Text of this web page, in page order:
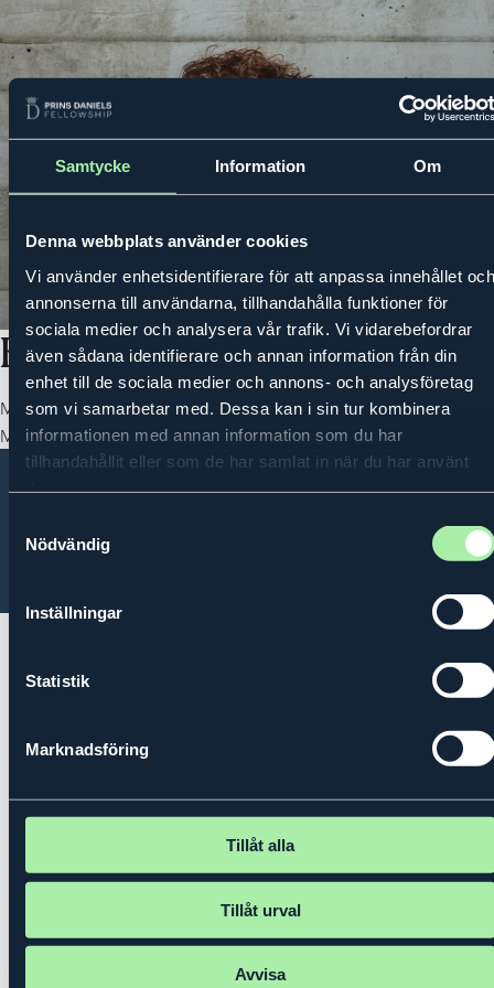
Samtycke Information Om
Denna webbplats använder cookies
Vi använder enhetsidentifierare för att anpassa innehållet och
annonserna till användarna, tillhandahålla funktioner för
sociala medier och analysera vår trafik. Vi vidarebefordrar
även sådana identifierare och annan information från din
enhet till de sociala medier och annons- och analysföretag
som vi samarbetar med. Dessa kan i sin tur kombinera
informationen med annan information som du har
tillhandahållit eller som de har samlat in när du har använt
Nödvändig
Inställningar
Statistik
Marknadsföring
Tillåt alla
Tillåt urval
Avvisa
MENU
Kalle Hansson
Mentor: Peter Laurin, CEO Piab Group
Mentee 2025-2026
ContactAbout usPrivacy policy